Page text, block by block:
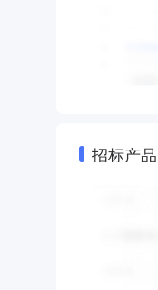
招标产品